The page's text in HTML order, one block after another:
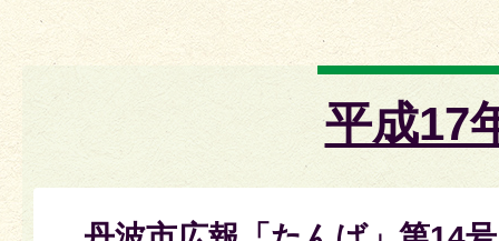
平成17